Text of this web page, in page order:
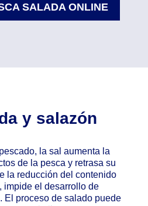
SALADA ONLINE
y salazón
la sal aumenta la
de la pesca y retrasa su
la reducción del contenido
impide el desarrollo de
El proceso de salado puede